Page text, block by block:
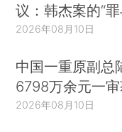
议：韩杰案的“
2026年08月10日
中国一重原副总
6798万余元一
2026年08月10日